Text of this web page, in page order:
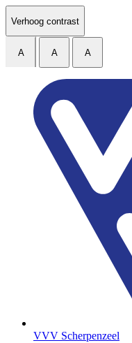
Ga naar de inhoud
Verhoog contrast
A A A
VVV Scherpenzeel